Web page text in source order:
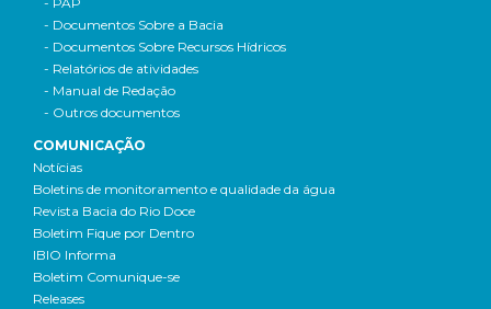
- Documentos Sobre a Bacia
- Documentos Sobre Recursos Hídricos
- Relatórios de atividades
- Manual de Redação
- Outros documentos
COMUNICAÇÃO
Notícias
Boletins de monitoramento e qualidade da água
Revista Bacia do Rio Doce
Boletim Fique por Dentro
IBIO Informa
Boletim Comunique-se
Releases